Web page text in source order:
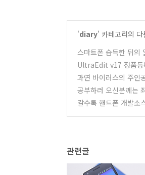
'diary' 카테고리의 다
스마트폰 습득한 뒤의
UltraEdit v17 정품등
과연 바이러스의 주인
공부하러 오신분께는
갈수록 핸드폰 개발소
관련글